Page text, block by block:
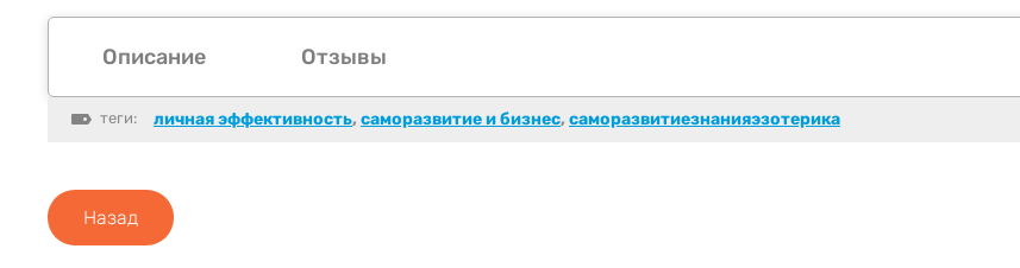
Описание Отзывы
теги: личная эффективность, саморазвитие и бизнес, саморазвитиезнанияэзотерика
Назад